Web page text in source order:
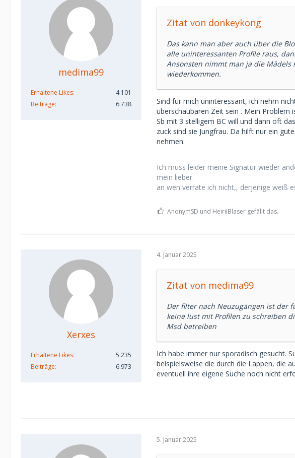
medima99
Erhaltene Likes
4.101
Beiträge
6.738
Zitat von donkeykong
Das kann man aber auch über die
alle uninteressanten Profile raus,
Ansonsten nimmt man ja die
wiederkommen.
Sind für mich uninteressant, ich nehm
überschaubaren Zeit sein . Mein Problem
Sb mit 3 stelligem BC will und dann oft
zuck sind sie Jungfrau. Da hilft nur ein
nehmen.
Ich muss leider meine Signatur wieder
mein lieber.
an wen verrate ich nicht,, derjenige weiß
AnonymSD und HeiriiBlaser gefällt das.
Xerxes
Erhaltene Likes
5.235
Beiträge
6.973
4. Januar 2025
Zitat von medima99
Der filter nach Neuzugängen ist der
keine lust mit Profilen zu schreiben
Msd betreiben
Ich habe immer nur sporadisch gesucht.
beispielsweise die durch die Lappen, die
eventuell ihre eigene Suche noch nicht
5. Januar 2025